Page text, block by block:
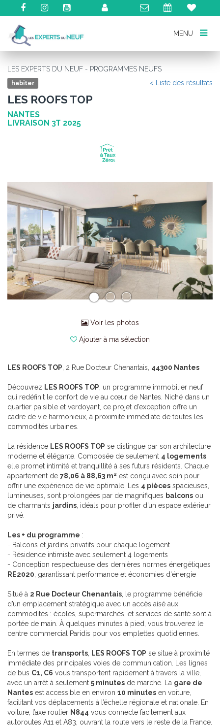
MENU
MENU
LES EXPERTS DU NEUF - PROGRAMMES NEUFS
habiter < Liste des résultats
LES ROOFS TOP
NANTES
LIVRAISON 3T 2025
Précédent
Voir les photos
Ajouter à ma sélection
LES ROOFS TOP, 2 Rue Docteur Chenantais, 44300 Nantes
Découvrez LES ROOFS TOP, un programme immobilier neuf
qui redéfinit le confort de vie au cœur de Nantes. Niché dans un
quartier paisible et verdoyant, ce projet d’exception offre un
cadre de vie harmonieux, à proximité immédiate de toutes les
commodités urbaines.
La résidence LES ROOFS TOP se distingue par son architecture
moderne et élégante. Composée de seulement 4 logements,
elle promet intimité et tranquillité à ses futurs résidents. Chaque
appartement de 78,06 à 88,63 m² est conçu avec soin pour
offrir une expérience de vie optimale. Les 4 pièces spacieuses,
lumineuses, sont prolongées par de magnifiques balcons ou
de charmants jardins, idéals pour profiter d’un espace extérieur
privé.
Les + du programme :
- Balcons et jardins privatifs pour chaque logement
- Résidence intimiste avec seulement 4 logements
- Conception respectueuse des dernières normes énergétiques
RE2020, garantissant performance et économies d'énergie
Situé à 2 Rue Docteur Chenantais, le programme bénéficie
d’un emplacement stratégique avec un accès aisé aux
commodités : écoles, supermarchés, et services de santé sont à
portée de main. À quelques minutes à pied, vous trouverez le
centre commercial Paridis pour vos emplettes quotidiennes.
En termes de transports, LES ROOFS TOP se situe à proximité
immédiate des principales voies de communication. Les lignes
de bus C1, C6 vous transportent rapidement à travers la ville,
avec un arrêt à seulement 5 minutes de marche. La gare de
Nantes est accessible en environ 10 minutes en voiture,
facilitant vos déplacements à l’échelle régionale et nationale. En
voiture, l’axe routier N844 vous connecte facilement aux
autoroutes A11 et A83, ouvrant la route vers le reste de la France.